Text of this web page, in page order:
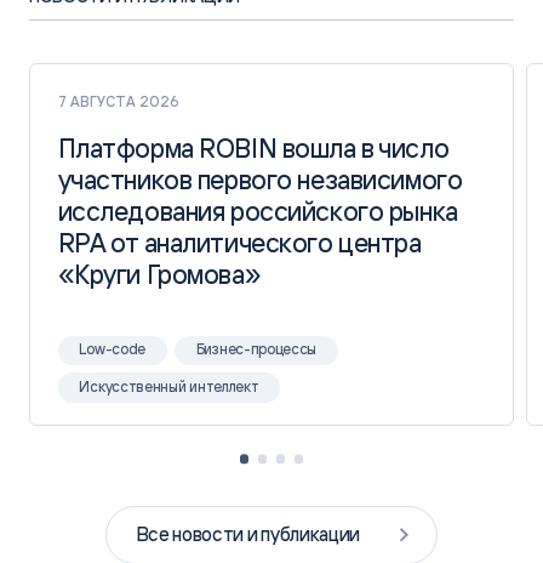
7 АВГУСТА 2026
Платформа ROBIN вошла в число
участников первого независимого
исследования российского рынка
RPA от аналитического центра
«Круги Громова»
Платформа ROBIN вошла в число
участников первого независимого
исследования российского рынка
RPA от аналитического центра
«Круги Громова»
Low-code Бизнес-процессы
Искусственный интеллект
Все новости и публикации